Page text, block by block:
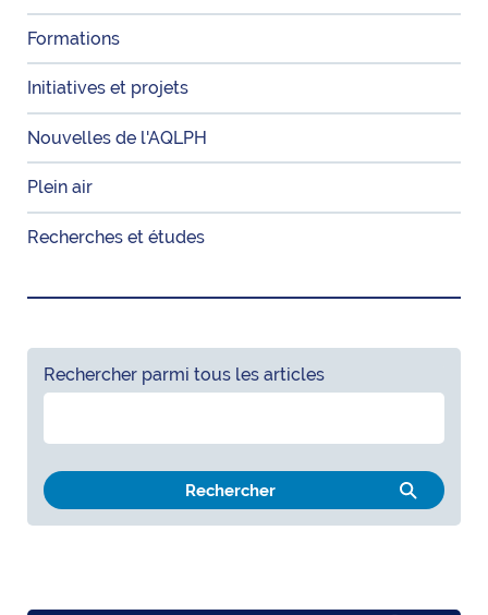
Formations
Initiatives et projets
Nouvelles de l'AQLPH
Plein air
Recherches et études
Rechercher parmi tous les articles